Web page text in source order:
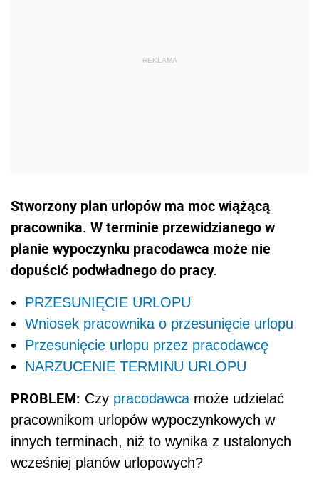
Stworzony plan urlopów ma moc wiążącą
pracownika. W terminie przewidzianego w
planie wypoczynku pracodawca może nie
dopuścić podwładnego do pracy.
PRZESUNIĘCIE URLOPU
Wniosek pracownika o przesunięcie urlopu
Przesunięcie urlopu przez pracodawcę
NARZUCENIE TERMINU URLOPU
PROBLEM: Czy pracodawca może udzielać
pracownikom urlopów wypoczynkowych w
innych terminach, niż to wynika z ustalonych
wcześniej planów urlopowych?